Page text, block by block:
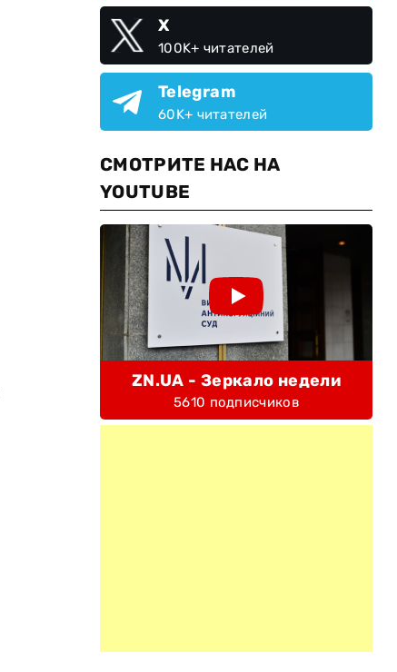
X
100K+ читателей
Telegram
60K+ читателей
СМОТРИТЕ НАС НА
YOUTUBE
ZN.UA - Зеркало недели
5610 подписчиков